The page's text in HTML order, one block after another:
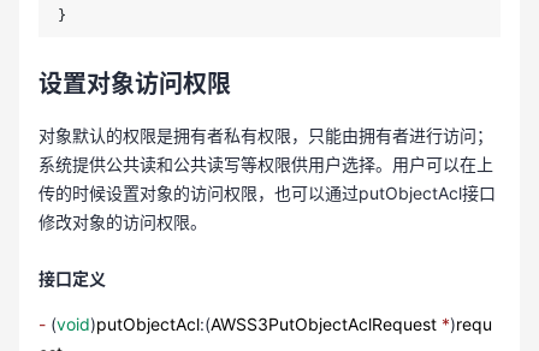
}
设置对象访问权限
对象默认的权限是拥有者私有权限，只能由拥有者进行访问；
系统提供公共读和公共读写等权限供用户选择。用户可以在上
传的时候设置对象的访问权限，也可以通过putObjectAcl接口
修改对象的访问权限。
接口定义
- (void)putObjectAcl:(AWSS3PutObjectAclRequest *)requ